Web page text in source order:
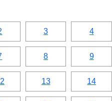
3 4
8 9
13 14